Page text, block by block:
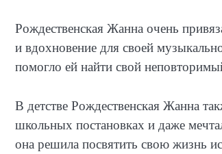
Рождественская Жанна очень
и вдохновение для своей
помогло ей найти свой
В детстве Рождественская Жанна
школьных постановках и даже
она решила посвятить свою жизнь